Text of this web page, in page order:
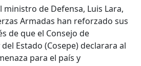
ministro de Defensa, Luis Lara,
Armadas han reforzado sus
de que el Consejo de
Estado (Cosepe) declarara al
para el país y